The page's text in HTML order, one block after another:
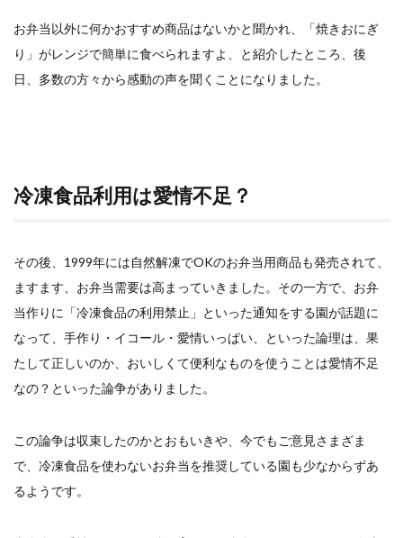
お弁当以外に何かおすすめ商品はないかと聞かれ、「焼きおにぎ
り」がレンジで簡単に食べられますよ、と紹介したところ、後
日、多数の方々から感動の声を聞くことになりました。
冷凍食品利用は愛情不足？
その後、1999年には自然解凍でOKのお弁当用商品も発売されて、
ますます、お弁当需要は高まっていきました。その一方で、お弁
当作りに「冷凍食品の利用禁止」といった通知をする園が話題に
なって、手作り・イコール・愛情いっぱい、といった論理は、果
たして正しいのか、おいしくて便利なものを使うことは愛情不足
なの？といった論争がありました。
この論争は収束したのかとおもいきや、今でもご意見さまざま
で、冷凍食品を使わないお弁当を推奨している園も少なからずあ
るようです。